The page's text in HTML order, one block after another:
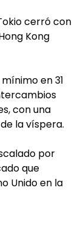
cerró con
Kong
en 31
con una
la víspera.
por
que
Unido en la